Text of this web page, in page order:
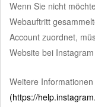
Wenn Sie nicht
Webauftritt
Account zuordnet,
Website bei
Weitere
(https://